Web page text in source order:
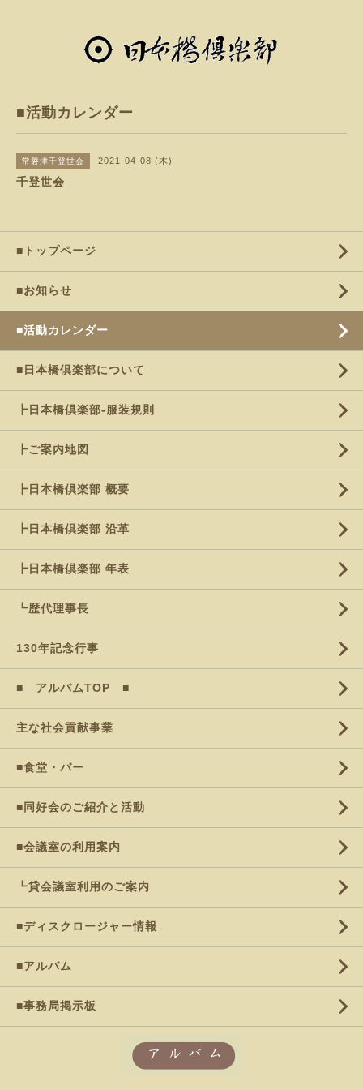
■活動カレンダー
常磐津千登世会 2021-04-08 (木)
千登世会
■トップページ
■お知らせ
■活動カレンダー
■日本橋倶楽部について
┣日本橋倶楽部-服装規則
┣ご案内地図
┣日本橋倶楽部 概要
┣日本橋倶楽部 沿革
┣日本橋倶楽部 年表
┗歴代理事長
130年記念行事
■ アルバムTOP ■
主な社会貢献事業
■食堂・バー
■同好会のご紹介と活動
■会議室の利用案内
┗貸会議室利用のご案内
■ディスクロージャー情報
■アルバム
■事務局掲示板